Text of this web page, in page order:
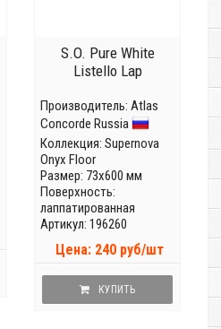
S.O. Pure White
Listello Lap
Производитель: Atlas
Concorde Russia
Коллекция: Supernova
Onyx Floor
Размер: 73x600 мм
Поверхность:
лаппатированная
Артикул: 196260
Цена: 240 руб/шт
КУПИТЬ